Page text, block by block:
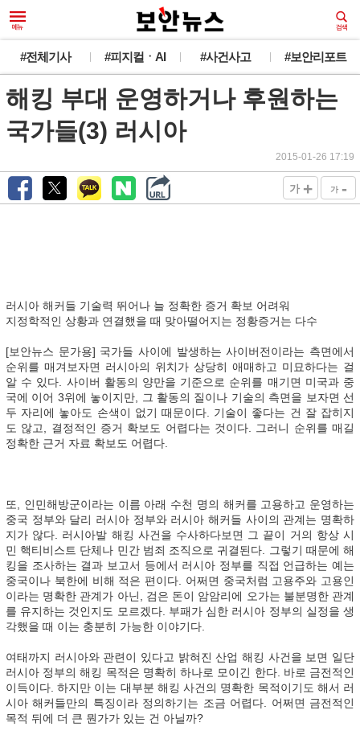
#전체기사 #피지컬ㆍAI #사건사고 #보안리포트
해킹 부대 운영하거나 후원하는
국가들(3) 러시아
2015-01-26 17:19
가 + 가 -
러시아 해커들 기술력 뛰어나 늘 정확한 증거 확보 어려워
지정학적인 상황과 연결했을 때 맞아떨어지는 정황증거는 다수
[보안뉴스 문가용] 국가들 사이에 발생하는 사이버전이라는 측면에서
순위를 매겨보자면 러시아의 위치가 상당히 애매하고 미묘하다는 걸
알 수 있다. 사이버 활동의 양만을 기준으로 순위를 매기면 미국과 중
국에 이어 3위에 놓이지만, 그 활동의 질이나 기술의 측면을 보자면 선
두 자리에 놓아도 손색이 없기 때문이다. 기술이 좋다는 건 잘 잡히지
도 않고, 결정적인 증거 확보도 어렵다는 것이다. 그러니 순위를 매길
정확한 근거 자료 확보도 어렵다.
또, 인민해방군이라는 이름 아래 수천 명의 해커를 고용하고 운영하는
중국 정부와 달리 러시아 정부와 러시아 해커들 사이의 관계는 명확하
지가 않다. 러시아발 해킹 사건을 수사하다보면 그 끝이 거의 항상 시
민 핵티비스트 단체나 민간 범죄 조직으로 귀결된다. 그렇기 때문에 해
킹을 조사하는 결과 보고서 등에서 러시아 정부를 직접 언급하는 예는
중국이나 북한에 비해 적은 편이다. 어쩌면 중국처럼 고용주와 고용인
이라는 명확한 관계가 아닌, 검은 돈이 암암리에 오가는 불분명한 관계
를 유지하는 것인지도 모르겠다. 부패가 심한 러시아 정부의 실정을 생
각했을 때 이는 충분히 가능한 이야기다.
여태까지 러시아와 관련이 있다고 밝혀진 산업 해킹 사건을 보면 일단
러시아 정부의 해킹 목적은 명확히 하나로 모이긴 한다. 바로 금전적인
이득이다. 하지만 이는 대부분 해킹 사건의 명확한 목적이기도 해서 러
시아 해커들만의 특징이라 정의하기는 조금 어렵다. 어쩌면 금전적인
목적 뒤에 더 큰 뭔가가 있는 건 아닐까?